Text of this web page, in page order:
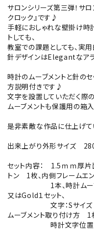
サロンシリーズ第三弾！サ
クロック』です♪
手軽におしゃれな壁掛け時
トしても、
教室での課題としても、実
針デザインはElegantなア
時計のムーブメントと針の
方説明付きです♪
文字を設置していただく際
ムーブメントも保護用の箱
是非素敵な作品に仕上げ
出来上がり外形サイズ
セット内容： 1.5ｍｍ厚
トン 1枚、内側フレーム
1本、時計ムーブメン
又はGold１セット、
文字：Sサイズ
ムーブメント取り付け方 1
時計文字位置ガ